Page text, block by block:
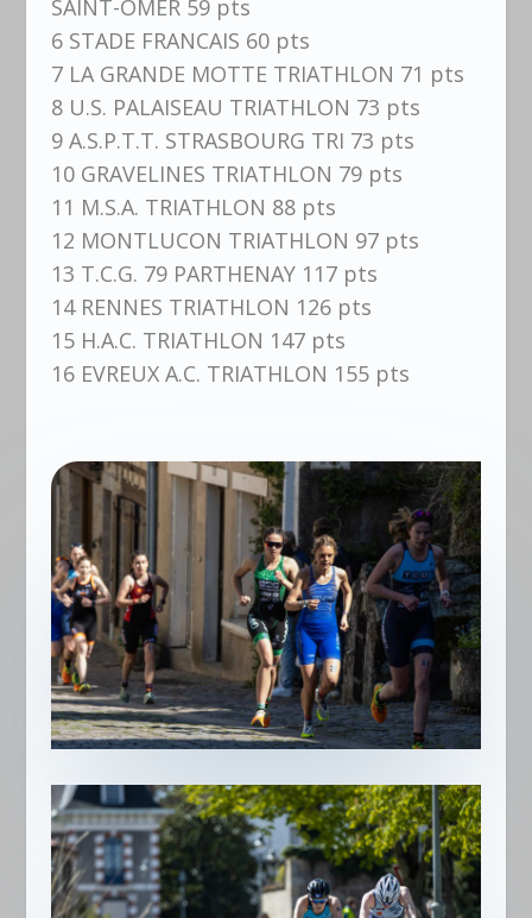
SAINT-OMER 59 pts
6 STADE FRANCAIS 60 pts
7 LA GRANDE MOTTE TRIATHLON 71 pts
8 U.S. PALAISEAU TRIATHLON 73 pts
9 A.S.P.T.T. STRASBOURG TRI 73 pts
10 GRAVELINES TRIATHLON 79 pts
11 M.S.A. TRIATHLON 88 pts
12 MONTLUCON TRIATHLON 97 pts
13 T.C.G. 79 PARTHENAY 117 pts
14 RENNES TRIATHLON 126 pts
15 H.A.C. TRIATHLON 147 pts
16 EVREUX A.C. TRIATHLON 155 pts